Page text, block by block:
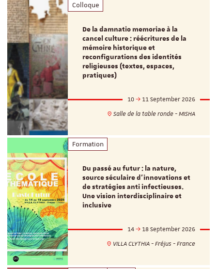
Colloque
De la damnatio memoriae à la
cancel culture : réécritures de la
mémoire historique et
reconfigurations des identités
religieuses (textes, espaces,
pratiques)
10
11 September 2026
Salle de la table ronde - MISHA
Formation
Du passé au futur : la nature,
source séculaire d’innovations et
de stratégies anti infectieuses.
Une vision interdisciplinaire et
inclusive
14
18 September 2026
VILLA CLYTHIA - Fréjus - France